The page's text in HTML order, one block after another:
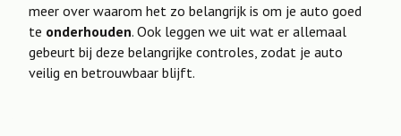
meer over waarom het zo belangrijk is om je auto goed
te onderhouden. Ook leggen we uit wat er allemaal
gebeurt bij deze belangrijke controles, zodat je auto
veilig en betrouwbaar blijft.